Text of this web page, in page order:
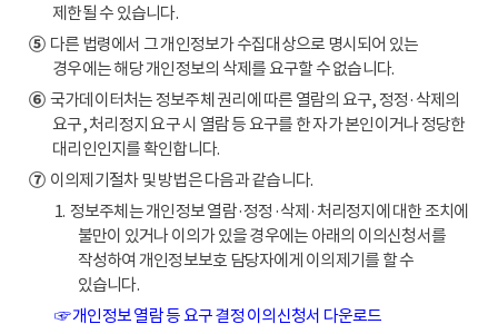
제한될 수 있습니다.
⑤다른 법령에서 그 개인정보가 수집대상으로 명시되어 있는
경우에는 해당 개인정보의 삭제를 요구할 수 없습니다.
⑥국가데이터처는 정보주체 권리에 따른 열람의 요구, 정정·삭제의
요구, 처리정지 요구 시 열람 등 요구를 한 자가 본인이거나 정당한
대리인인지를 확인합니다.
⑦이의제기절차 및 방법은 다음과 같습니다.
1. 정보주체는 개인정보 열람·정정·삭제·처리정지에 대한 조치에
불만이 있거나 이의가 있을 경우에는 아래의 이의신청서를
작성하여 개인정보보호 담당자에게 이의제기를 할 수
있습니다.
☞ 개인정보 열람 등 요구 결정 이의신청서 다운로드